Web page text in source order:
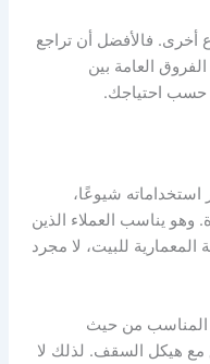
أخرى. فالأفضل أن تراجع
العامة بين
حسب احتياجك.
استخداماته شيوعًا،
يناسب العملاء الذين
للبيت، لا مجرد
المناسب من حيث
مع هيكل السقف. لذلك لا